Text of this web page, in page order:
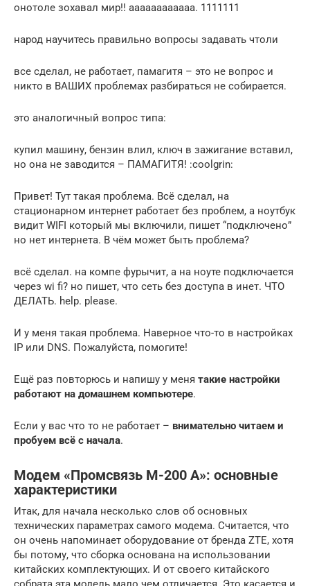
онотоле зохавал мир!! аааааааааааа. 1111111
народ научитесь правильно вопросы задавать чтоли
все сделал, не работает, памагитя – это не вопрос и
никто в ВАШИХ проблемах разбираться не собирается.
это аналогичный вопрос типа:
купил машину, бензин влил, ключ в зажигание вставил,
но она не заводится – ПАМАГИТЯ! :coolgrin:
Привет! Тут такая проблема. Всё сделал, на
стационарном интернет работает без проблем, а ноутбук
видит WIFI который мы включили, пишет “подключено”
но нет интернета. В чём может быть проблема?
всё сделал. на компе фурычит, а на ноуте подключается
через wi fi? но пишет, что сеть без доступа в инет. ЧТО
ДЕЛАТЬ. help. please.
И у меня такая проблема. Наверное что-то в настройках
IP или DNS. Пожалуйста, помогите!
Ещё раз повторюсь и напишу у меня такие настройки
работают на домашнем компьютере.
Если у вас что то не работает – внимательно читаем и
пробуем всё с начала.
Модем «Промсвязь М-200 А»: основные
характеристики
Итак, для начала несколько слов об основных
технических параметрах самого модема. Считается, что
он очень напоминает оборудование от бренда ZTE, хотя
бы потому, что сборка основана на использовании
китайских комплектующих. И от своего китайского